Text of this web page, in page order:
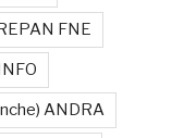
FNE
ANDRA